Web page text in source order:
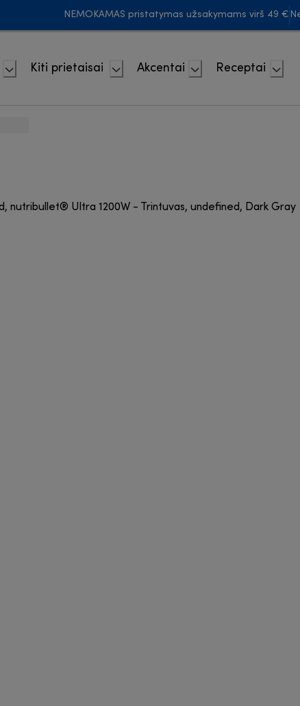
NEMOKAMAS pristatymas užsakymams virš 49 €
Kiti prietaisai Akcentai Receptai